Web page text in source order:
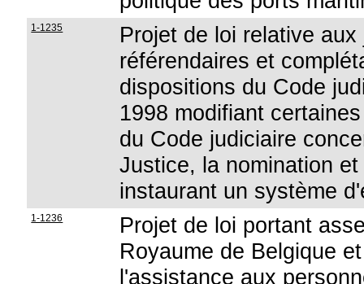
1-1235
Projet de loi relative
référendaires et
dispositions du Code
1998 modifiant
du Code judiciaire
Justice, la nomination
instaurant un système
1-1236
Projet de loi portant
Royaume de Belgique
l'assistance aux